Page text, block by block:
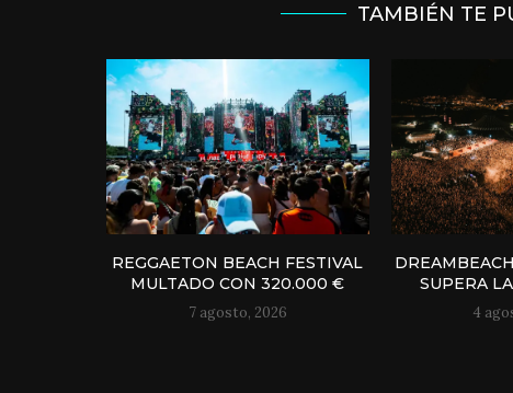
TAMBIÉN TE
REGGAETON BEACH FESTIVAL
MULTADO CON 320.000 €
7 agosto, 2026
SUPERA
4